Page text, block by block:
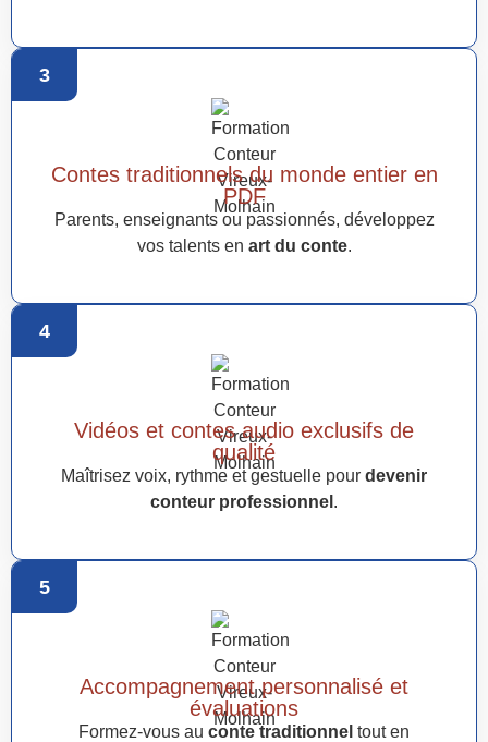
3
Contes traditionnels du monde entier en
PDF
Parents, enseignants ou passionnés, développez
vos talents en art du conte.
4
Vidéos et contes audio exclusifs de
qualité
Maîtrisez voix, rythme et gestuelle pour devenir
conteur professionnel .
5
Accompagnement personnalisé et
évaluations
Formez-vous au conte traditionnel tout en